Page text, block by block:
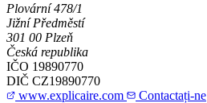
Plovární 478/1
Jižní Předměstí
301 00 Plzeň
Česká republika
IČO 19890770
DIČ CZ19890770
www.explicaire.com
Contactați-ne